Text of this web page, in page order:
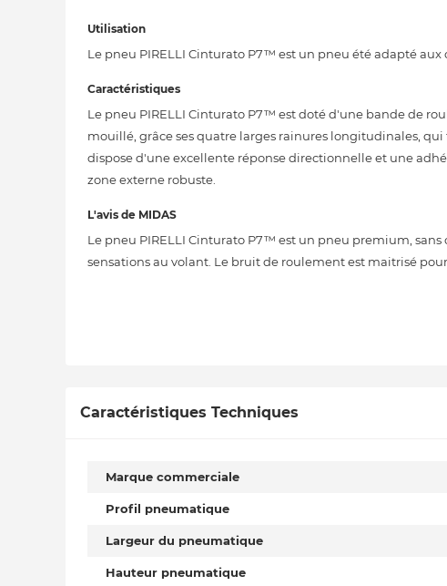
Utilisation
Le pneu PIRELLI Cinturato P7™ est un pneu été adapté
Caractéristiques
Le pneu PIRELLI Cinturato P7™ est doté d'une bande de
mouillé, grâce ses quatre larges rainures longitudinales,
dispose d'une excellente réponse directionnelle et une
zone externe robuste.
L'avis de MIDAS
Le pneu PIRELLI Cinturato P7™ est un pneu premium,
sensations au volant. Le bruit de roulement est maitrisé
Caractéristiques Techniques
Marque commerciale
Profil pneumatique
Largeur du pneumatique
Hauteur pneumatique